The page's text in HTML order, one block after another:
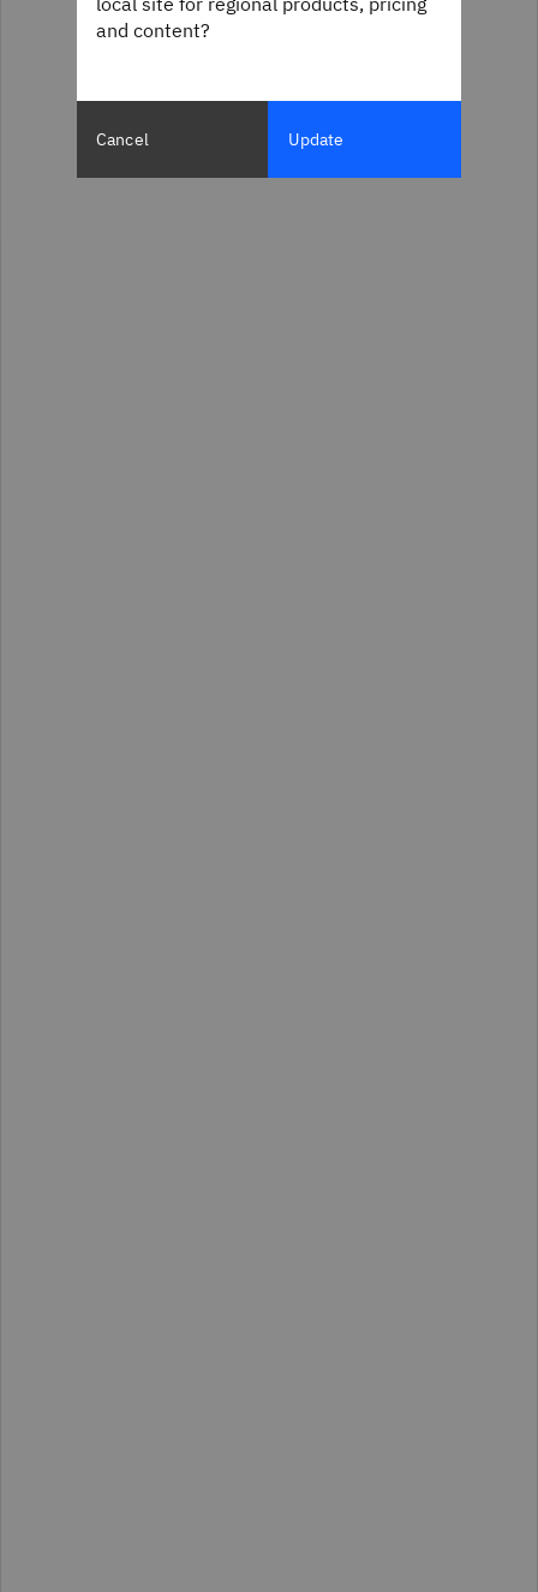
and content?
Cancel Update